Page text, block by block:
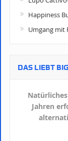
Happiness
Umgang mit
DAS LIEBT
Jahren